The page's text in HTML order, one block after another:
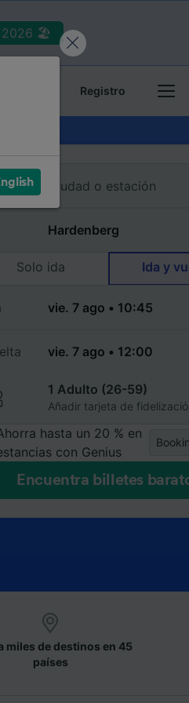
2026 🏖️
Registro
Solo ida Ida y
1 Adulto (26-59)
Añadir tarjeta de
hasta un 20 % en
con Genius
Encuentra billetes
miles de destinos en 45
países